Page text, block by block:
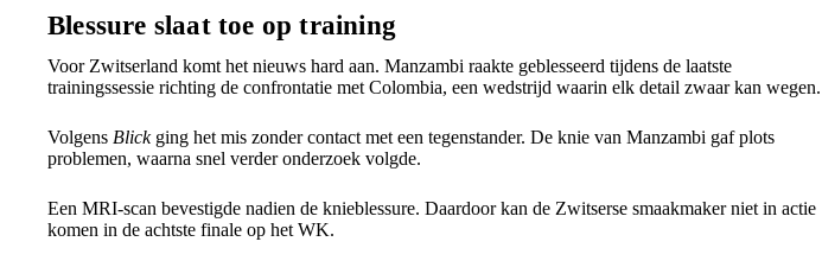
Blessure slaat toe op training
Voor Zwitserland komt het nieuws hard aan. Manzambi raakte geblesseerd tijdens de laatste
trainingssessie richting de confrontatie met Colombia, een wedstrijd waarin elk detail zwaar kan wegen.
Volgens Blickging het mis zonder contact met een tegenstander. De knie van Manzambi gaf plots
problemen, waarna snel verder onderzoek volgde.
Een MRI-scan bevestigde nadien de knieblessure. Daardoor kan de Zwitserse smaakmaker niet in actie
komen in de achtste finale op het WK.